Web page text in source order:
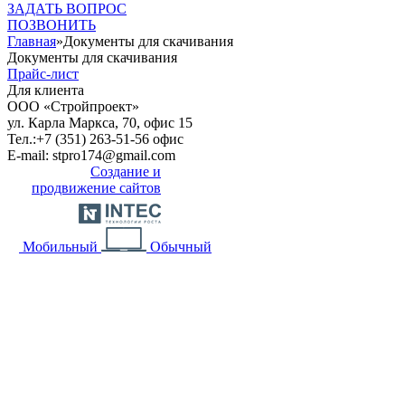
ЗАДАТЬ ВОПРОС
ПОЗВОНИТЬ
Главная»Документы для скачивания
Документы для скачивания
Прайс-лист
Для клиента
OOO «Стройпроект»
ул. Карла Маркса, 70, офис 15
Тел.:+7 (351) 263-51-56 офис
E-mail: stpro174@gmail.com
Создание и
продвижение сайтов
Мобильный Обычный